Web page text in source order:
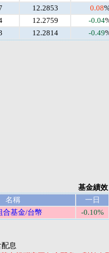
12.2853 0.08
12.2759 -0.04
12.2814 -0.49
基金績效
名稱
一日
合基金/台幣
-0.10%
息